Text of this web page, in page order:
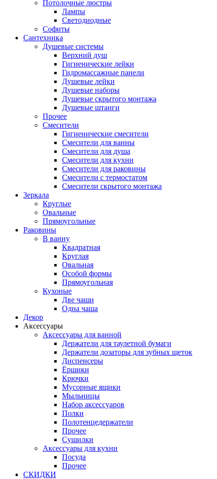
Потолочные люстры
Лампы
Светодиодные
Софиты
Сантехника
Душевые системы
Верхний душ
Гигиенические лейки
Гидромассажные панели
Душевые лейки
Душевые наборы
Душевые скрытого монтажа
Душевые штанги
Прочее
Смесители
Гигиенические смесители
Смесители для ванны
Смесители для душа
Смесители для кухни
Смесители для раковины
Смесители с термостатом
Смесители скрытого монтажа
Зеркала
Круглые
Овальные
Прямоугольные
Раковины
В ванну
Квадратная
Круглая
Овальная
Особой формы
Прямоугольная
Кухоные
Две чаши
Одна чаша
Декор
Аксессуары
Аксессуары для ванной
Держатели для таулетной бумаги
Держатели дозаторы для зубных щеток
Диспенсеры
Ёршики
Крючки
Мусорные ящики
Мыльницы
Набор аксессуаров
Полки
Полотенцедержатели
Прочее
Сушилки
Аксессуары для кухни
Посуда
Прочее
СКИДКИ